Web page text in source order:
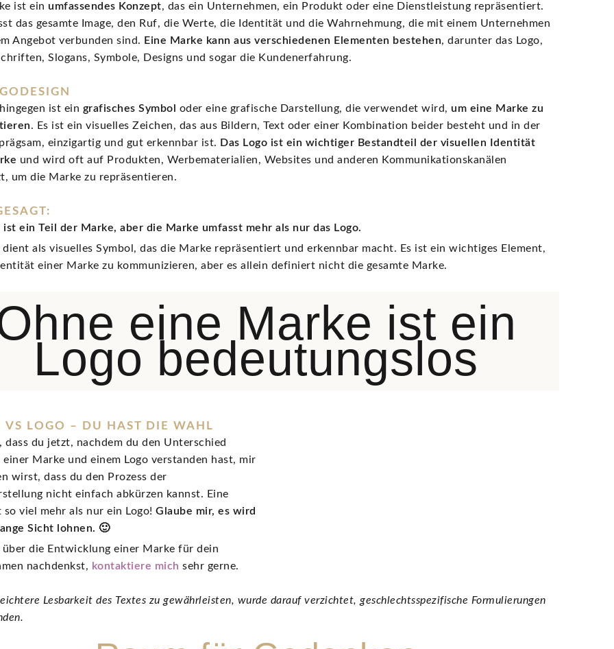
ist ein umfassendes Konzept, das ein Unternehmen, ein Produkt oder eine Dienstleistung repräsentiert.
das gesamte Image, den Ruf, die Werte, die Identität und die Wahrnehmung, die mit einem Unternehmen
Angebot verbunden sind. Eine Marke kann aus verschiedenen Elementen bestehen, darunter das Logo,
Slogans, Symbole, Designs und sogar die Kundenerfahrung.
ist ein grafisches Symbol oder eine grafische Darstellung, die verwendet wird, um eine Marke zu
. Es ist ein visuelles Zeichen, das aus Bildern, Text oder einer Kombination beider besteht und in der
einzigartig und gut erkennbar ist. Das Logo ist ein wichtiger Bestandteil der visuellen Identität
und wird oft auf Produkten, Werbematerialien, Websites und anderen Kommunikationskanälen
um die Marke zu repräsentieren.
ist ein Teil der Marke, aber die Marke umfasst mehr als nur das Logo.
dient als visuelles Symbol, das die Marke repräsentiert und erkennbar macht. Es ist ein wichtiges Element,
einer Marke zu kommunizieren, aber es allein definiert nicht die gesamte Marke.
eine Marke ist ein
Logo bedeutungslos
VS LOGO – DU HAST DIE WAHL
dass du jetzt, nachdem du den Unterschied
einer Marke und einem Logo verstanden hast, mir
wirst, dass du den Prozess der
nicht einfach abkürzen kannst. Eine
so viel mehr als nur ein Logo!Glaube mir, es wird
Sicht lohnen. 🙂
über die Entwicklung einer Marke für dein
nachdenkst, kontaktiere mich sehr gerne.
Lesbarkeit des Textes zu gewährleisten, wurde darauf verzichtet, geschlechtsspezifische Formulierungen